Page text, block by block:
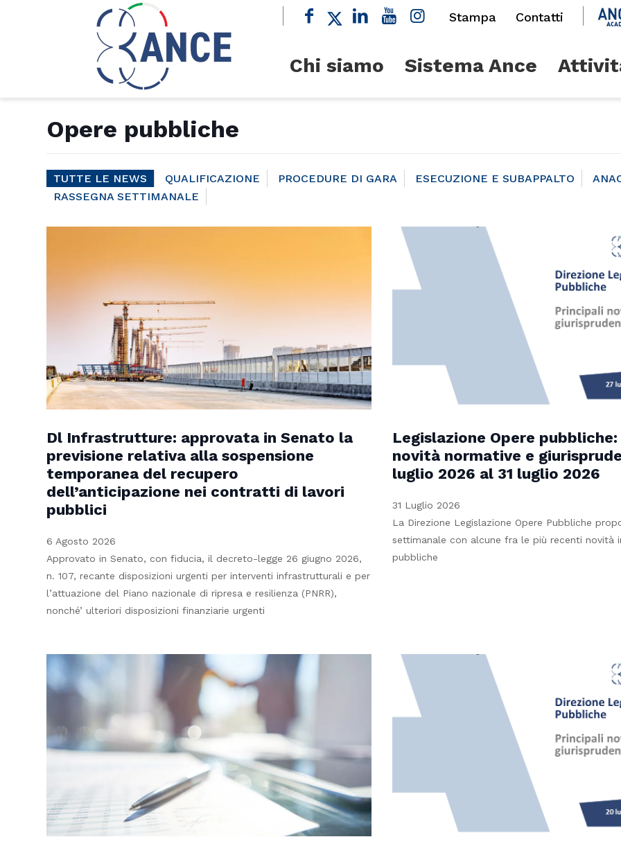
Stampa Contatti
Chi siamo Sistema Ance
Opere pubbliche
TUTTE LE NEWS QUALIFICAZIONE PROCEDURE DI GARA ESECUZIONE E SUBAPPALTO
RASSEGNA SETTIMANALE
Dl Infrastrutture: approvata in Senato la
previsione relativa alla sospensione
temporanea del recupero
dell’anticipazione nei contratti di lavori
pubblici
6 Agosto 2026
Approvato in Senato, con fiducia, il decreto-legge 26 giugno 2026,
n. 107, recante disposizioni urgenti per interventi infrastrutturali e per
l’attuazione del Piano nazionale di ripresa e resilienza (PNRR),
nonché’ ulteriori disposizioni finanziarie urgenti
Legislazione Opere
novità normative e
luglio 2026 al 31 luglio 2026
31 Luglio 2026
La Direzione Legislazione Opere Pubbliche
settimanale con alcune fra le più recenti novità
pubbliche